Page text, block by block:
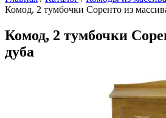
Комод, 2 тумбочки Соренто из
Комод, 2 тумбочки
дуба